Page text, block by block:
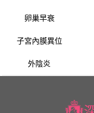
卵巢早衰
子宮內膜異位
外陰炎